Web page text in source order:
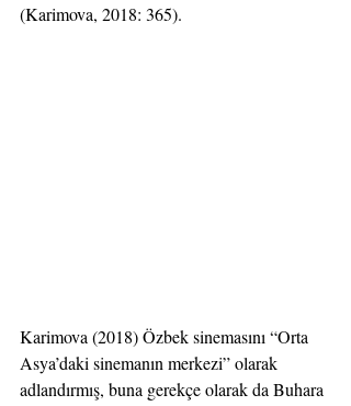
(Karimova, 2018: 365).
Karimova (2018) Özbek sinemasını “Orta
Asya’daki sinemanın merkezi” olarak
adlandırmış, buna gerekçe olarak da Buhara